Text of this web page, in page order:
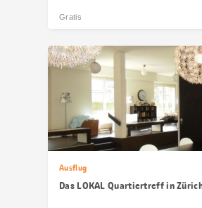
Gratis
Ausflug
Das LOKAL Quartiertreff in